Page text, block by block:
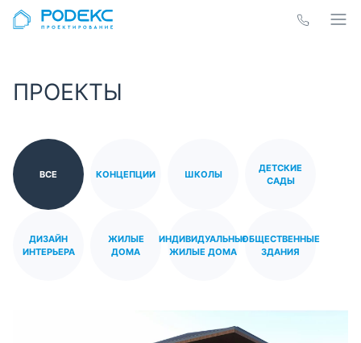
ПРОЕКТЫ
ВСЕ КОНЦЕПЦИИ ШКОЛЫ
ДЕТСКИЕ
САДЫ
ДИЗАЙН
ИНТЕРЬЕРА
ЖИЛЫЕ
ДОМА
ИНДИВИДУАЛЬНЫЕ
ЖИЛЫЕ ДОМА
ОБЩЕСТВЕННЫЕ
ЗДАНИЯ